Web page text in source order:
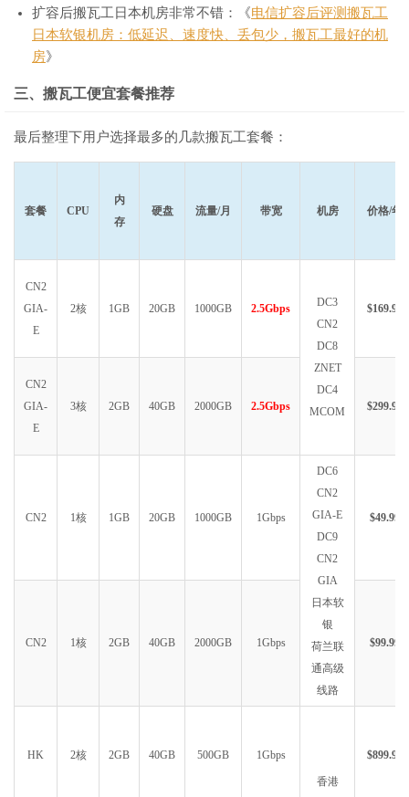
扩容后搬瓦工日本机房非常不错：《电信扩容后评测搬瓦工
日本软银机房：低延迟、速度快、丢包少，搬瓦工最好的机
房》
三、搬瓦工便宜套餐推荐
最后整理下用户选择最多的几款搬瓦工套餐：
套餐 CPU
内
存
硬盘 流量/月 带宽 机房 价格/年
CN2
GIA-
E
2核 1GB 20GB 1000GB 2.5Gbps
DC3
CN2
DC8
ZNET
DC4
MCOM
$169.99
CN2
GIA-
E
3核 2GB 40GB 2000GB 2.5Gbps $299.99
CN2 1核 1GB 20GB 1000GB 1Gbps
DC6
CN2
GIA-E
DC9
CN2
GIA
日本软
银
荷兰联
通高级
线路
$49.99
CN2 1核 2GB 40GB 2000GB 1Gbps $99.99
HK 2核 2GB 40GB 500GB 1Gbps
香港
$899.99